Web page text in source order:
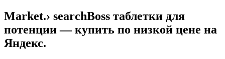
Market.› searchBoss таблетки для
потенции — купить по низкой цене на
Яндекс.